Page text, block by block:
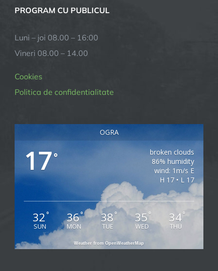
PROGRAM CU PUBLICUL
Luni – joi 08.00 – 16:00
Vineri 08.00 – 14.00
Cookies
Politica de confidentialitate
OGRA
17°
broken clouds
86% humidity
wind: 1m/s E
H 17 • L 17
32°
SUN
36°
MON
38°
TUE
35 °
WED
34°
THU
Weather from OpenWeatherMap